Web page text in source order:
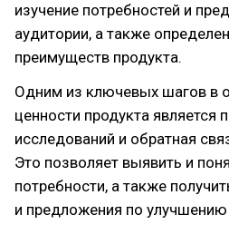
изучение потребностей и
аудитории, а также
преимуществ продукта.
Одним из ключевых шагов в
ценности продукта является
исследований и обратная
Это позволяет выявить и
потребности, а также
и предложения по улучшению